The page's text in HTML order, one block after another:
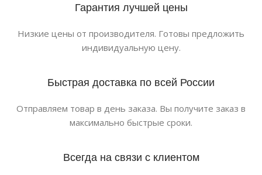
Гарантия лучшей цены
Низкие цены от производителя. Готовы предложить
индивидуальную цену.
Быстрая доставка по всей России
Отправляем товар в день заказа. Вы получите заказ в
максимально быстрые сроки.
Всегда на связи с клиентом